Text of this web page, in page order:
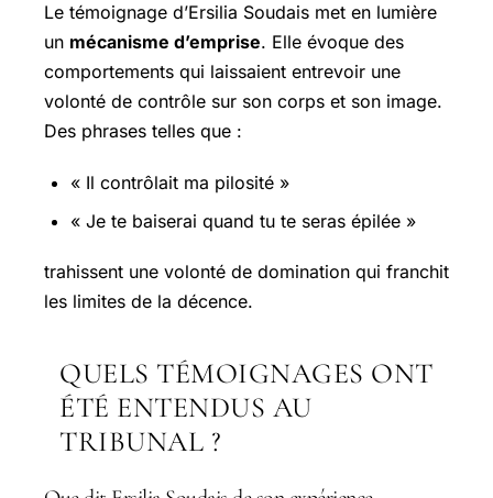
Le témoignage d’Ersilia Soudais met en lumière
un mécanisme d’emprise. Elle évoque des
comportements qui laissaient entrevoir une
volonté de contrôle sur son corps et son image.
Des phrases telles que :
« Il contrôlait ma pilosité »
« Je te baiserai quand tu te seras épilée »
trahissent une volonté de domination qui franchit
les limites de la décence.
QUELS TÉMOIGNAGES ONT
ÉTÉ ENTENDUS AU
TRIBUNAL ?